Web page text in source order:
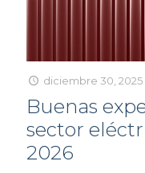
diciembre 30, 2025
Buenas
sector
2026